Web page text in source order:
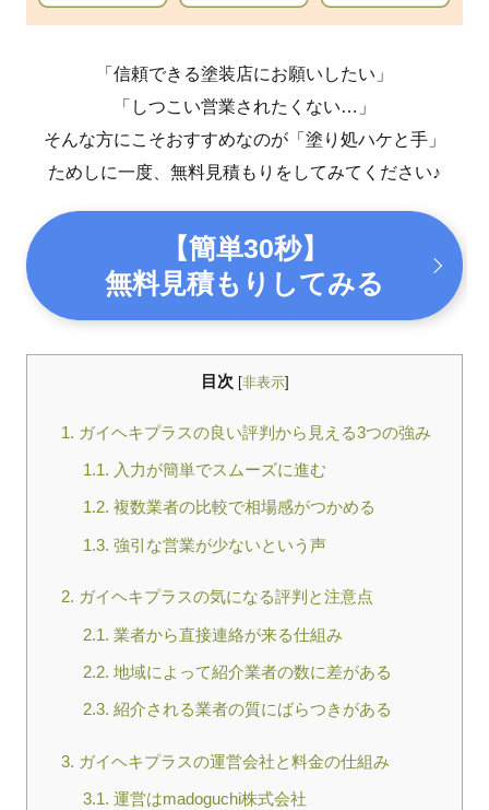
「信頼できる塗装店にお願いしたい」
「しつこい営業されたくない…」
そんな方にこそおすすめなのが「塗り処ハケと手」
ためしに一度、無料見積もりをしてみてください♪
【簡単30秒】
無料見積もりしてみる
目次 [非表示]
1. ガイヘキプラスの良い評判から見える3つの強み
1.1. 入力が簡単でスムーズに進む
1.2. 複数業者の比較で相場感がつかめる
1.3. 強引な営業が少ないという声
2. ガイヘキプラスの気になる評判と注意点
2.1. 業者から直接連絡が来る仕組み
2.2. 地域によって紹介業者の数に差がある
2.3. 紹介される業者の質にばらつきがある
3. ガイヘキプラスの運営会社と料金の仕組み
3.1. 運営はmadoguchi株式会社